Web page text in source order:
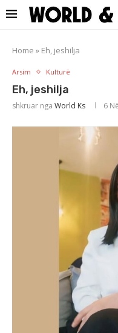
Home » Eh, jeshilja
Arsim Kulturë
Eh, jeshilja
shkruar nga World Ks 6